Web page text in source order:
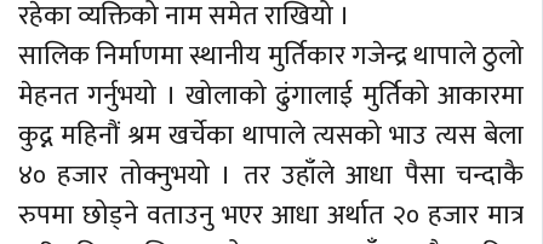
रहेका व्यक्तिको नाम समेत राखियो ।
सालिक निर्माणमा स्थानीय मुर्तिकार गजेन्द्र थापाले ठुलो
मेहनत गर्नुभयो । खोलाको ढुंगालाई मुर्तिको आकारमा
कुद्न महिनौं श्रम खर्चेका थापाले त्यसको भाउ त्यस बेला
४० हजार तोक्नुभयो । तर उहाँले आधा पैसा चन्दाकै
रुपमा छोड्ने वताउनु भएर आधा अर्थात २० हजार मात्र